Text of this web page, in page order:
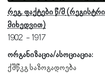
რეგ. ფაქტები წ/მ
1902
1917
ორგანიზაცია/ასოციაცია:
ქშწკგ საზოგადოება